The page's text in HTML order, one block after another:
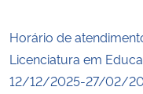
Horário de
Licenciatura em
12/12/2025-27/02/